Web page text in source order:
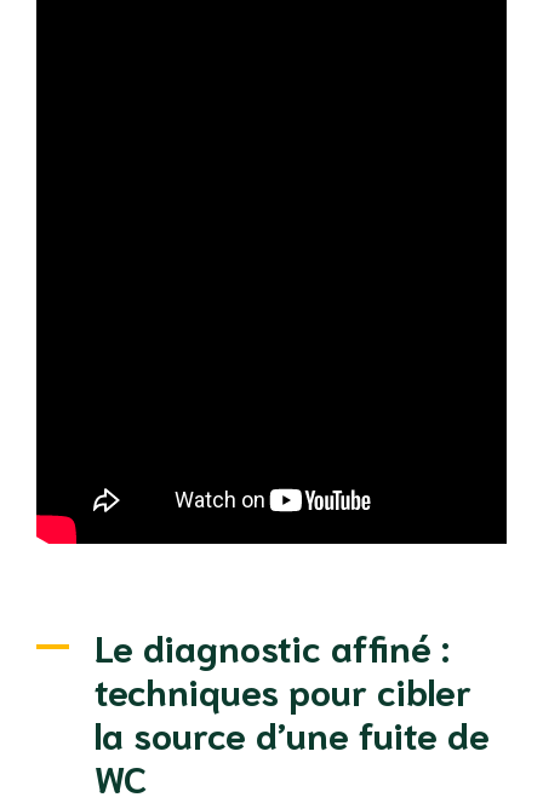
Le diagnostic affiné :
techniques pour cibler
la source d’une fuite de
WC